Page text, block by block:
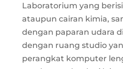
Laboratorium yang
ataupun cairan kimia,
dengan paparan udara
dengan ruang studio
perangkat komputer